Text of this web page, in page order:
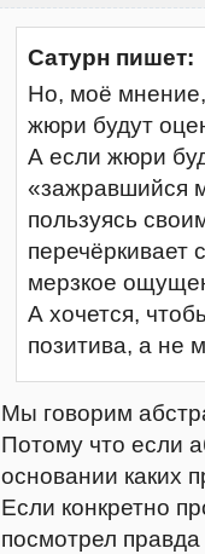
Сатурн пишет:
Но, моё
жюри будут
А если жюри
«зажравшийся
пользуясь
перечёркивает
мерзкое
А хочется,
позитива, а не
Мы говорим
Потому что если
основании каких
Если конкретно
посмотрел